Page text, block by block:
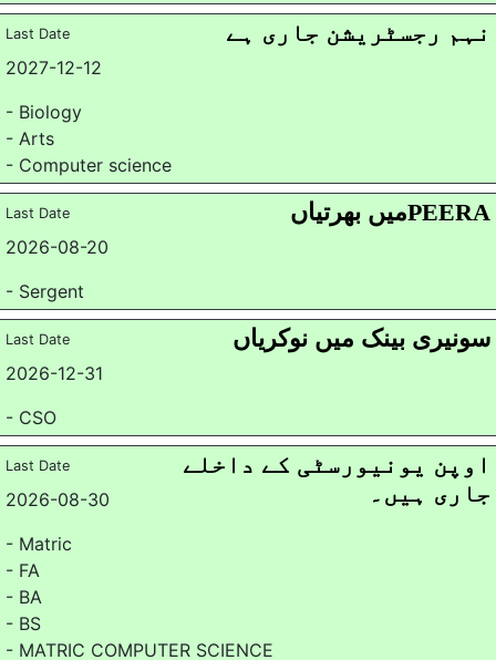
Last Date
2027-12-12
نہم رجسٹریشن جاری ہے
- Biology
- Arts
- Computer science
Last Date
2026-08-20
PEERAمیں بھرتیاں
- Sergent
Last Date
2026-12-31
سونیری بینک میں نوکریاں
- CSO
Last Date
2026-08-30
اوپن یونیورسٹی کے داخلے
جاری ہیں۔
- Matric
- FA
- BA
- BS
- MATRIC COMPUTER SCIENCE